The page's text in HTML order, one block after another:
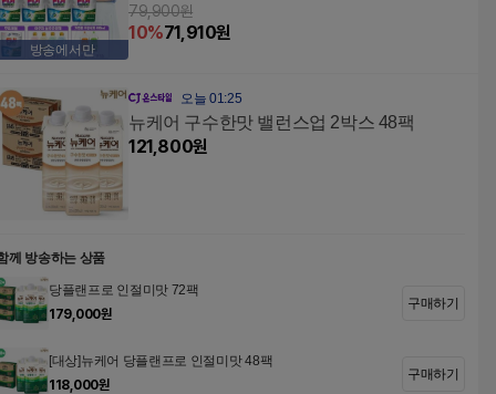
방송에서만
79,900원
10%71,910원
오늘 01:25
뉴케어 구수한맛 밸런스업 2박스 48팩
121,800원
께 방송하는 상품
당플랜프로 인절미맛 72팩
179,000원
구매하기
[대상]뉴케어 당플랜프로 인절미맛 48팩
118,000원
구매하기